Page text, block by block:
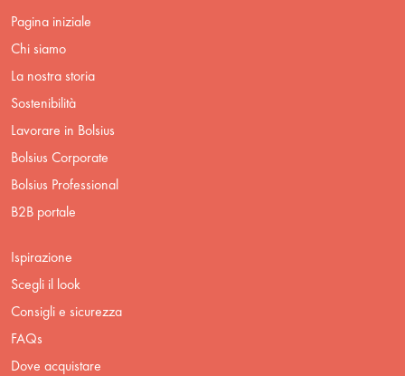
Pagina iniziale
Chi siamo
La nostra storia
Sostenibilità
Lavorare in Bolsius
Bolsius Corporate
Bolsius Professional
B2B portale
Ispirazione
Scegli il look
Consigli e sicurezza
FAQs
Dove acquistare